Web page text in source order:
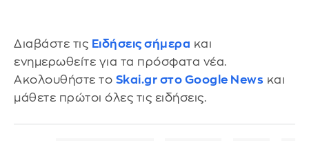
Διαβάστε τις Ειδήσεις σήμερα και
ενημερωθείτε για τα πρόσφατα νέα.
Ακολουθήστε το Skai.gr στο Google News και
μάθετε πρώτοι όλες τις ειδήσεις.